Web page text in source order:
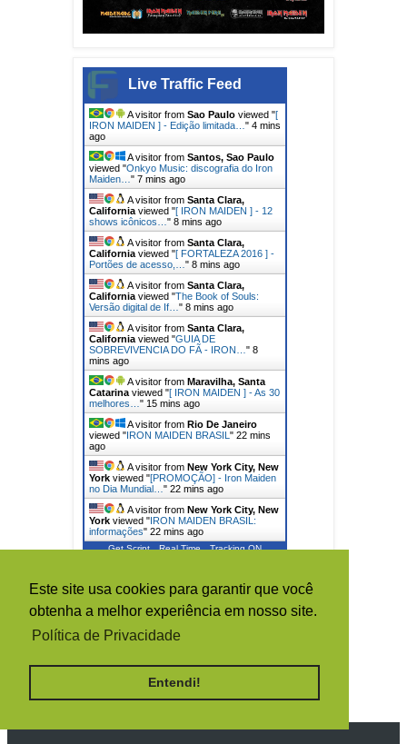
Este site usa cookies para garantir que você
obtenha a melhor experiência em nosso site.
Política de Privacidade
Entendi!
Live Traffic Feed
A visitor from Sao Paulo viewed "[
IRON MAIDEN ] - Edição limitada… " 4 mins
ago
A visitor from Santos, Sao Paulo
viewed "Onkyo Music: discografia do Iron
Maiden… " 7 mins ago
A visitor from Santa Clara,
California viewed "[ IRON MAIDEN ] - 12
shows icônicos… " 8 mins ago
A visitor from Santa Clara,
California viewed "[ FORTALEZA 2016 ] -
Portões de acesso,… " 8 mins ago
A visitor from Santa Clara,
California viewed "The Book of Souls:
Versão digital de If… " 8 mins ago
A visitor from Santa Clara,
California viewed "GUIA DE
SOBREVIVENCIA DO FÃ - IRON… " 8
mins ago
A visitor from Maravilha, Santa
Catarina viewed "[ IRON MAIDEN ] - As 30
melhores… " 15 mins ago
A visitor from Rio De Janeiro
viewed "IRON MAIDEN BRASIL " 22 mins
ago
A visitor from New York City, New
York viewed "[PROMOÇÃO] - Iron Maiden
no Dia Mundial… " 22 mins ago
A visitor from New York City, New
York viewed "IRON MAIDEN BRASIL:
informações" 22 mins ago
Get Script Real Time Tracking ON
TOTAL DE VISUALIZAÇÕES DE
PÁGINA
1 5 0 1 6 4
8
2